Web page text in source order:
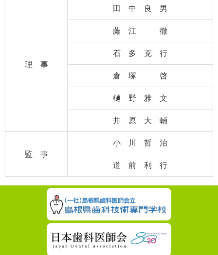
理 事
田 中 良 男
藤 江 徹
石 多 克 行
倉 塚 啓
樋 野 雅 文
井 原 大 輔
監 事
小 川 哲 治
道 前 利 行